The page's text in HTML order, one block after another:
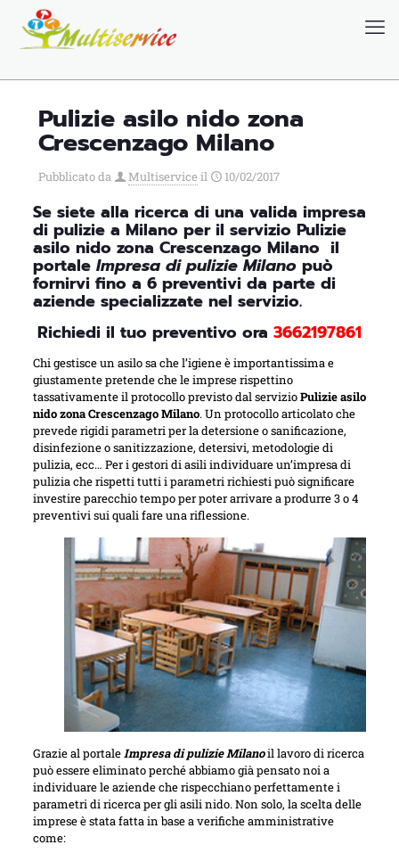
Pulizie asilo nido zona
Crescenzago Milano
Pubblicato da Multiservice il 10/02/2017
Se siete alla ricerca di una valida impresa
di pulizie a Milano per il servizio Pulizie
asilo nido zona Crescenzago Milano il
portale Impresa di pulizie Milanopuò
fornirvi fino a 6 preventivi da parte di
aziende specializzate nel servizio.
Richiedi il tuo preventivo ora 3662197861
Chi gestisce un asilo sa che l’igiene è importantissima e
giustamente pretende che le imprese rispettino
tassativamente il protocollo previsto dal servizioPulizie asilo
nido zona Crescenzago Milano. Un protocollo articolato che
prevede rigidi parametri per la detersione o sanificazione,
disinfezione o sanitizzazione, detersivi, metodologie di
pulizia, ecc… Per i gestori di asili individuare un’impresa di
pulizia che rispetti tutti i parametri richiesti può significare
investire parecchio tempo per poter arrivare a produrre 3 o 4
preventivi sui quali fare una riflessione.
Grazie al portaleImpresa di pulizie Milanoil lavoro di ricerca
può essere eliminato perché abbiamo già pensato noi a
individuare le aziende che rispecchiano perfettamente i
parametri di ricerca per gli asili nido. Non solo, la scelta delle
imprese è stata fatta in base a verifiche amministrative
come: